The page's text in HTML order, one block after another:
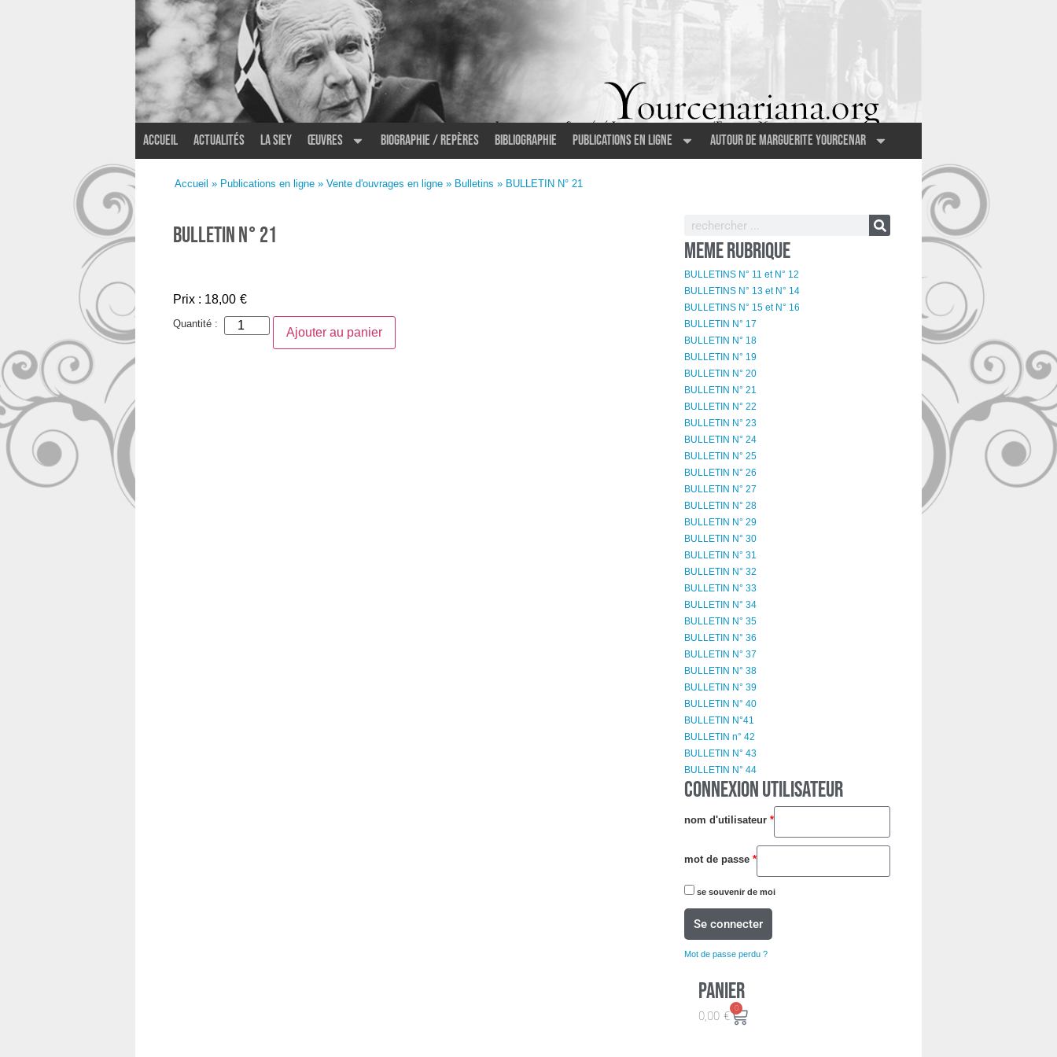
Accueil Actualités La SIEY Œuvres Biographie / Repères Bibliographie Publications en ligne Autour de Marguerite Yourcenar
Accueil/Bulletins/ BULLETIN N° 21
Accueil » Publications en ligne » Vente d'ouvrages en ligne » Bulletins » BULLETIN N° 21
BULLETIN N° 21
Prix : 18,00 €
Quantité :
Ajouter au panier
MEME RUBRIQUE
BULLETINS N° 11 et N° 12
BULLETINS N° 13 et N° 14
BULLETINS N° 15 et N° 16
BULLETIN N° 17
BULLETIN N° 18
BULLETIN N° 19
BULLETIN N° 20
BULLETIN N° 21
BULLETIN N° 22
BULLETIN N° 23
BULLETIN N° 24
BULLETIN N° 25
BULLETIN N° 26
BULLETIN N° 27
BULLETIN N° 28
BULLETIN N° 29
BULLETIN N° 30
BULLETIN N° 31
BULLETIN N° 32
BULLETIN N° 33
BULLETIN N° 34
BULLETIN N° 35
BULLETIN N° 36
BULLETIN N° 37
BULLETIN N° 38
BULLETIN N° 39
BULLETIN N° 40
BULLETIN N°41
BULLETIN n° 42
BULLETIN N° 43
BULLETIN N° 44
CONNEXION UTILISATEUR
nom d'utilisateur *
mot de passe *
se souvenir de moi
Se connecter
Mot de passe perdu ?
Panier
0,00 €
0